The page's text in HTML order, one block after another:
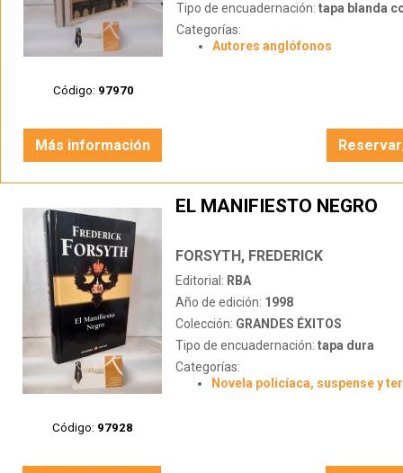
Código: 97970
Tipo de encuadernación: tapa blanda
Categorías:
Autores anglófonos
Más información
Código: 97928
EL MANIFIESTO NEGRO
FORSYTH, FREDERICK
Editorial: RBA
Año de edición: 1998
Colección: GRANDES ÉXITOS
Tipo de encuadernación: tapa dura
Categorías:
Novela policíaca, suspense y